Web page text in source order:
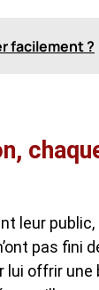
facilement ?
leur
pas fini
offrir une